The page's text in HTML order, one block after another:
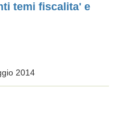
temi fiscalita' e
2014